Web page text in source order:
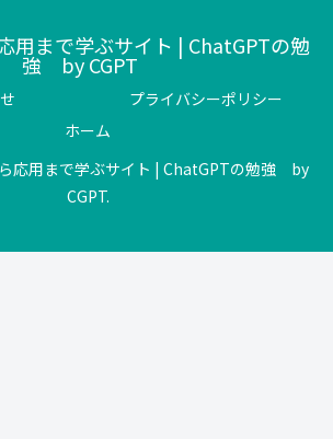
用まで学ぶサイト | ChatGPTの勉
強 by CGPT
プライバシーポリシー
ホーム
応用まで学ぶサイト | ChatGPTの勉強 by
CGPT.